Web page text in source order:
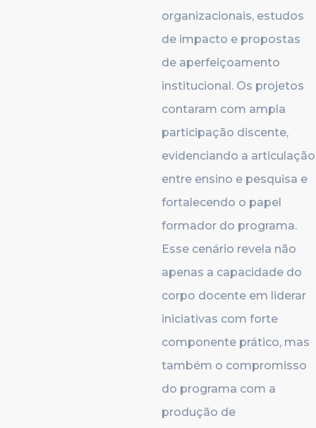
organizacionais, estudos
de impacto e propostas
de aperfeiçoamento
institucional. Os projetos
contaram com ampla
participação discente,
evidenciando a articulação
entre ensino e pesquisa e
fortalecendo o papel
formador do programa.
Esse cenário revela não
apenas a capacidade do
corpo docente em liderar
iniciativas com forte
componente prático, mas
também o compromisso
do programa com a
produção de